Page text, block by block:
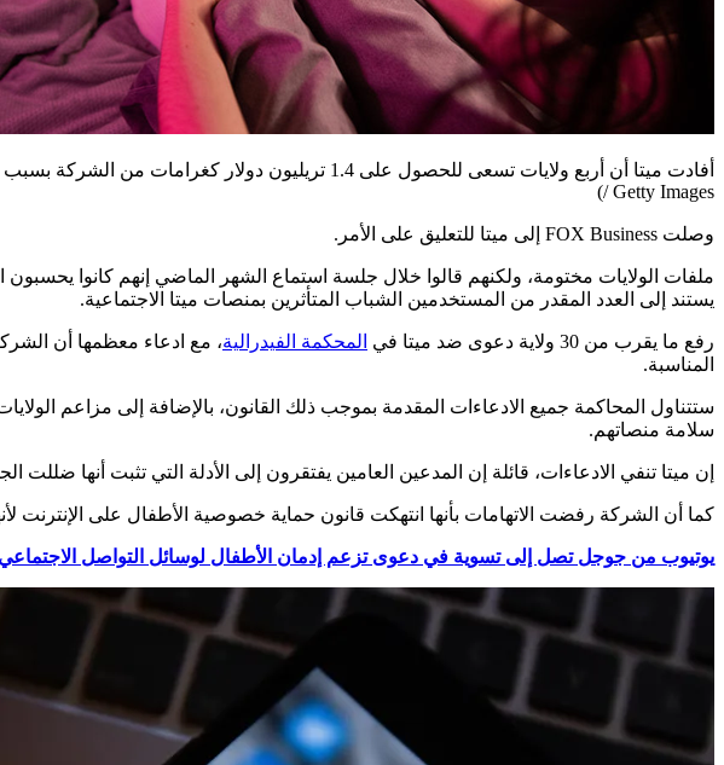
أفادت ميتا أن أربع ولايات تسعى للحصول على 1.4 تريليون دولار كغرامات من الشركة بسبب مزاعم بأن عملاق وسائل التواصل الاجتماعي صمم فيسبوك وإنستغرام لتدمن المستخدمين الأطفال.
/ Getty Images)
وصلت FOX Business إلى ميتا للتعليق على الأمر.
ملفات الولايات مختومة، ولكنهم قالوا خلال جلسة استماع الشهر الماضي إنهم كانوا
يستند إلى العدد المقدر من المستخدمين الشباب المتأثرين بمنصات ميتا الاجتماعية.
رفع ما يقرب من 30 ولاية دعوى ضد ميتا في المحكمة الفيدرالية، مع ادعاء معظمها أن
المناسبة.
ستتناول المحاكمة جميع الادعاءات المقدمة بموجب ذلك القانون، بالإضافة إلى مزاعم
سلامة منصاتهم.
إن ميتا تنفي الادعاءات، قائلة إن المدعين العامين يفتقرون إلى الأدلة التي تثبت أنها
كما أن الشركة رفضت الاتهامات بأنها انتهكت قانون حماية خصوصية الأطفال على
يوتيوب من جوجل تصل إلى تسوية في دعوى تزعم إدمان الأطفال لوسائل التواصل الاجتماعي